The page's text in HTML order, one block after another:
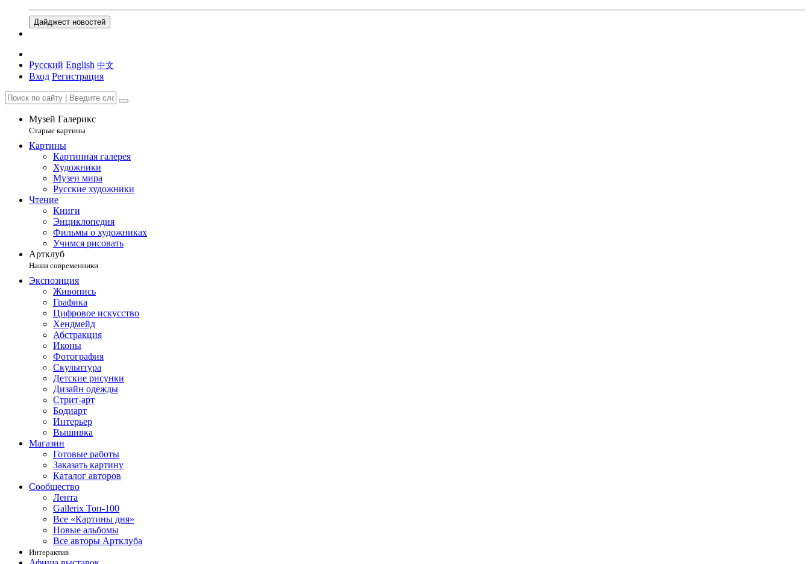
Дайджест новостей
Русский English 中文
Вход Регистрация
Музей Галерикс
Старые картины
Картины
Картинная галерея
Художники
Музеи мира
Русские художники
Чтение
Книги
Энциклопедия
Фильмы о художниках
Учимся рисовать
Артклуб
Наши современники
Экспозиция
Живопись
Графика
Цифровое искусство
Хендмейд
Абстракция
Иконы
Фотография
Скульптура
Детские рисунки
Дизайн одежды
Стрит-арт
Бодиарт
Интерьер
Вышивка
Магазин
Готовые работы
Заказать картину
Каталог авторов
Сообщество
Лента
Gallerix Топ-100
Все «Картины дня»
Новые альбомы
Все авторы Артклуба
Интерактив